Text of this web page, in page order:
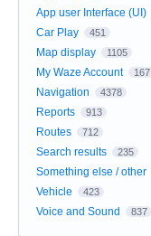
App user Interface (UI)
Car Play 451
Map display 1105
My Waze Account 167
Navigation 4378
Reports 913
Routes 712
Search results 235
Something else / other
Vehicle 423
Voice and Sound 837